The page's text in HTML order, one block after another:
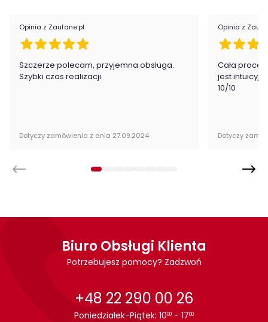
Opinia z Zaufane.pl
Szczerze polecam, przyjemna obsługa.
Szybki czas realizacji.
Dotyczy zamówienia z dnia 27.09.2024
Opinia z
Cała
jest
10/10
Dotyczy
Biuro Obsługi Klienta
Potrzebujesz pomocy? Zadzwoń
+48 22 290 00 26
Poniedziałek-Piątek: 1000 - 1700